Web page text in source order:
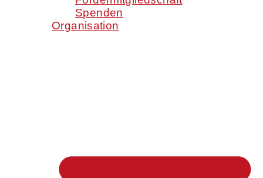
Spenden
Organisation